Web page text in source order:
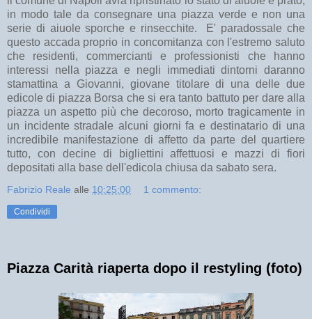
in modo tale da consegnare una piazza verde e non una
serie di aiuole sporche e rinsecchite. E' paradossale che
questo accada proprio in concomitanza con l'estremo saluto
che residenti, commercianti e professionisti che hanno
interessi nella piazza e negli immediati dintorni daranno
stamattina a Giovanni, giovane titolare di una delle due
edicole di piazza Borsa che si era tanto battuto per dare alla
piazza un aspetto più che decoroso, morto tragicamente in
un incidente stradale alcuni giorni fa e destinatario di una
incredibile manifestazione di affetto da parte del quartiere
tutto, con decine di bigliettini affettuosi e mazzi di fiori
depositati alla base dell'edicola chiusa da sabato sera.
Fabrizio Reale alle 10:25:00 1 commento:
Condividi
Piazza Carità riaperta dopo il restyling (foto)